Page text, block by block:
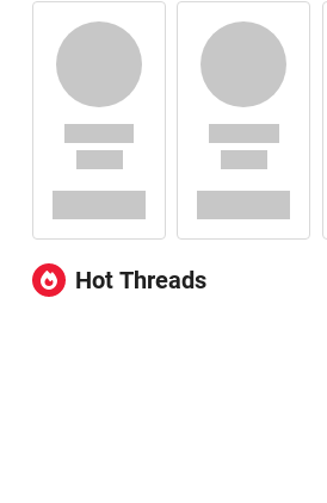
Hot Threads